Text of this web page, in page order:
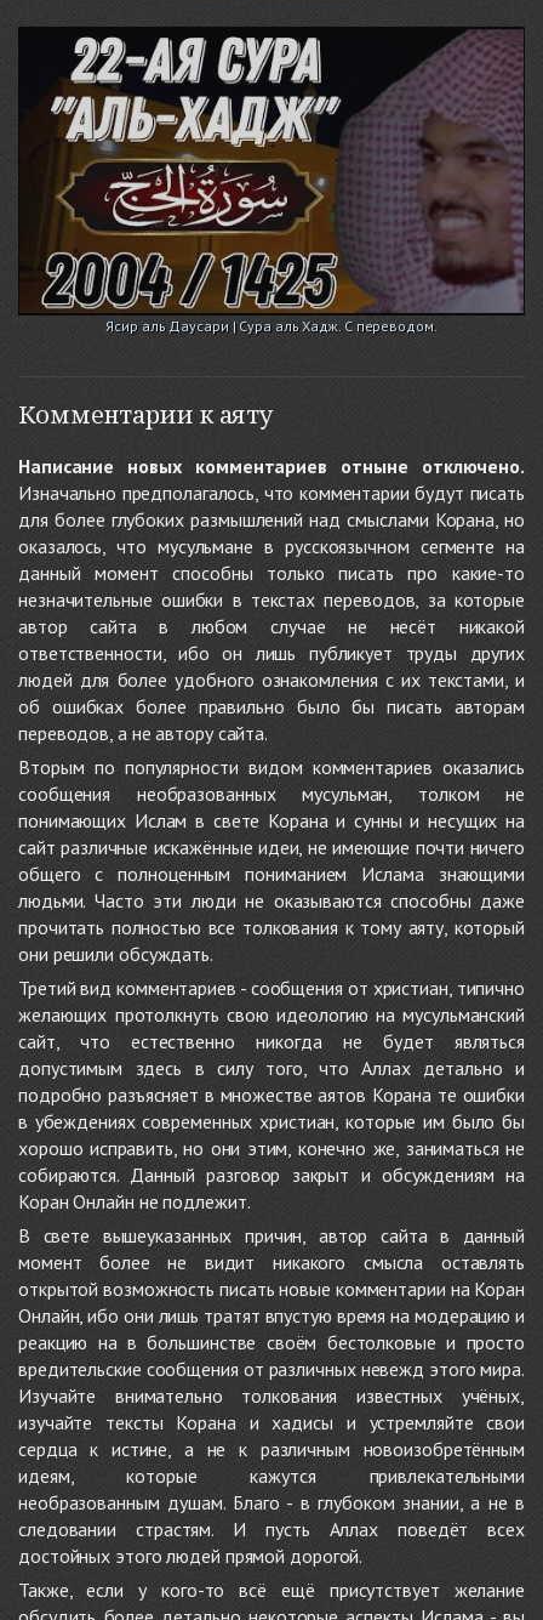
Ясир аль Даусари | Сура аль Хадж. С переводом.
Комментарии к аяту
Написание новых комментариев отныне отключено.
Изначально предполагалось, что комментарии будут писать
для более глубоких размышлений над смыслами Корана, но
оказалось, что мусульмане в русскоязычном сегменте на
данный момент способны только писать про какие-то
незначительные ошибки в текстах переводов, за которые
автор сайта в любом случае не несёт никакой
ответственности, ибо он лишь публикует труды других
людей для более удобного ознакомления с их текстами, и
об ошибках более правильно было бы писать авторам
переводов, а не автору сайта.
Вторым по популярности видом комментариев оказались
сообщения необразованных мусульман, толком не
понимающих Ислам в свете Корана и сунны и несущих на
сайт различные искажённые идеи, не имеющие почти ничего
общего с полноценным пониманием Ислама знающими
людьми. Часто эти люди не оказываются способны даже
прочитать полностью все толкования к тому аяту, который
они решили обсуждать.
Третий вид комментариев - сообщения от христиан, типично
желающих протолкнуть свою идеологию на мусульманский
сайт, что естественно никогда не будет являться
допустимым здесь в силу того, что Аллах детально и
подробно разъясняет в множестве аятов Корана те ошибки
в убеждениях современных христиан, которые им было бы
хорошо исправить, но они этим, конечно же, заниматься не
собираются. Данный разговор закрыт и обсуждениям на
Коран Онлайн не подлежит.
В свете вышеуказанных причин, автор сайта в данный
момент более не видит никакого смысла оставлять
открытой возможность писать новые комментарии на Коран
Онлайн, ибо они лишь тратят впустую время на модерацию и
реакцию на в большинстве своём бестолковые и просто
вредительские сообщения от различных невежд этого мира.
Изучайте внимательно толкования известных учёных,
изучайте тексты Корана и хадисы и устремляйте свои
сердца к истине, а не к различным новоизобретённым
идеям, которые кажутся привлекательными
необразованным душам. Благо - в глубоком знании, а не в
следовании страстям. И пусть Аллах поведёт всех
достойных этого людей прямой дорогой.
Также, если у кого-то всё ещё присутствует желание